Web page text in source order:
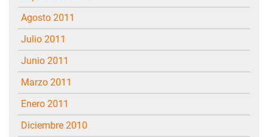
agosto 2011
julio 2011
junio 2011
marzo 2011
enero 2011
diciembre 2010